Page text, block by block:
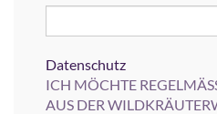
Datenschutz
ICH MÖCHTE
AUS DER